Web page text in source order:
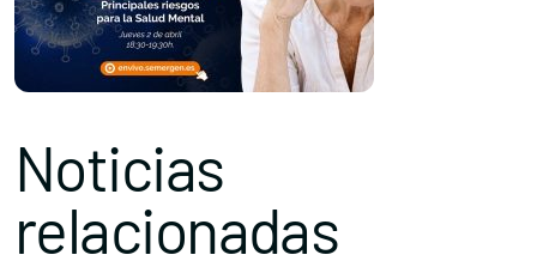
Noticias
relacionadas